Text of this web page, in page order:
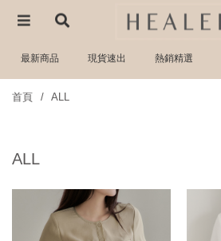
最新商品 現貨速出 熱銷精選
首頁 ALL
ALL